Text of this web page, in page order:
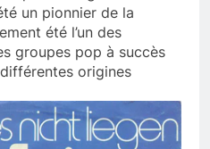
un pionnier de la
été l’un des
groupes pop à succès
origines